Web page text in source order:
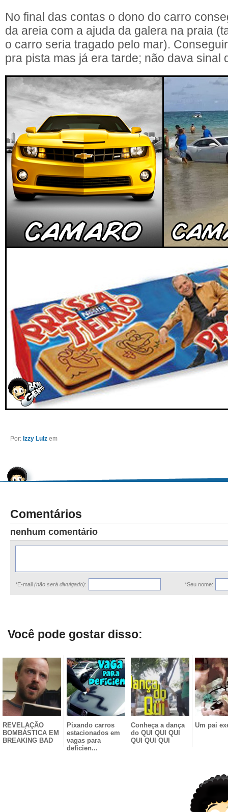
No final das contas o dono do carro
da areia com a ajuda da galera na praia
o carro seria tragado pelo mar).
pra pista mas já era tarde; não dava sinal
Por: Izzy Lulz em
Comentários
nenhum comentário
*E-mail (não será divulgado): *Seu nome:
Você pode gostar disso:
REVELAÇÃO
BOMBÁSTICA EM
BREAKING BAD
Pixando carros
estacionados em
vagas para
deficien...
Conheça a dança
do QUI QUI QUI
QUI QUI QUI
Um pai